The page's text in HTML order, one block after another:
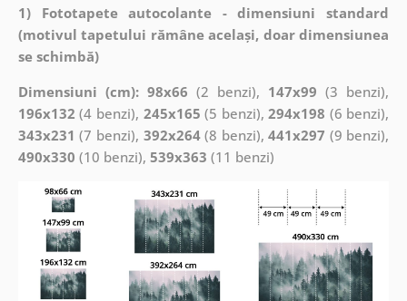
1) Fototapete autocolante - dimensiuni standard
(motivul tapetului rămâne același, doar dimensiunea
se schimbă)
Dimensiuni (cm): 98x66 (2 benzi), 147x99 (3 benzi),
196x132 (4 benzi), 245x165 (5 benzi),294x198 (6 benzi),
343x231 (7 benzi), 392x264(8 benzi),441x297 (9 benzi),
490x330 (10 benzi), 539x363 (11 benzi)